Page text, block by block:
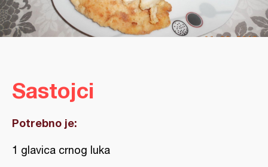
Sastojci
Potrebno je:
1 glavica crnog luka